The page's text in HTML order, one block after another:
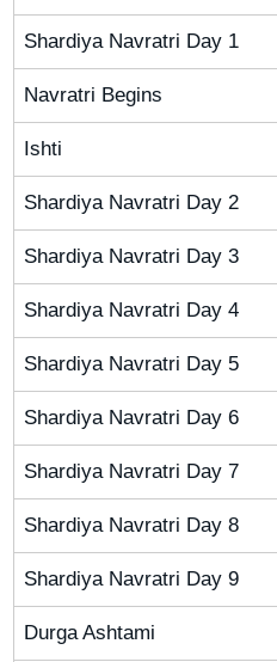
Shardiya Navratri Day 1
Navratri Begins
Ishti
Shardiya Navratri Day 2
Shardiya Navratri Day 3
Shardiya Navratri Day 4
Shardiya Navratri Day 5
Shardiya Navratri Day 6
Shardiya Navratri Day 7
Shardiya Navratri Day 8
Shardiya Navratri Day 9
Durga Ashtami